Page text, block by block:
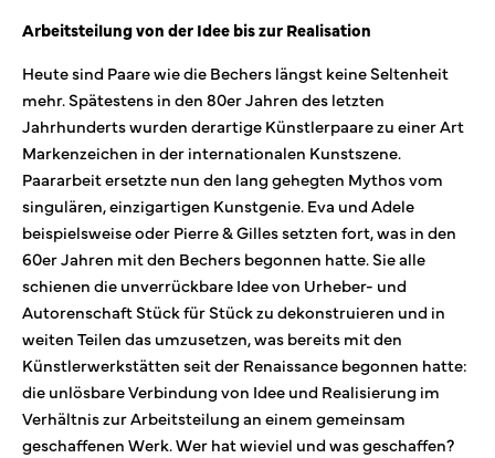
Arbeitsteilung von der Idee bis zur Realisation
Heute sind Paare wie die Bechers längst keine Seltenheit
mehr. Spätestens in den 80er Jahren des letzten
Jahrhunderts wurden derartige Künstlerpaare zu einer Art
Markenzeichen in der internationalen Kunstszene.
Paararbeit ersetzte nun den lang gehegten Mythos vom
singulären, einzigartigen Kunstgenie. Eva und Adele
beispielsweise oder Pierre & Gilles setzten fort, was in den
60er Jahren mit den Bechers begonnen hatte. Sie alle
schienen die unverrückbare Idee von Urheber- und
Autorenschaft Stück für Stück zu dekonstruieren und in
weiten Teilen das umzusetzen, was bereits mit den
Künstlerwerkstätten seit der Renaissance begonnen hatte:
die unlösbare Verbindung von Idee und Realisierung im
Verhältnis zur Arbeitsteilung an einem gemeinsam
geschaffenen Werk. Wer hat wieviel und was geschaffen?